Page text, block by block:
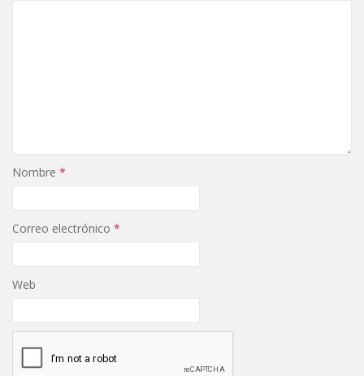
Nombre *
Correo electrónico *
Web